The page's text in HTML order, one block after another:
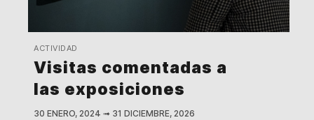
ACTIVIDAD
Visitas comentadas a
las exposiciones
30 ENERO, 2024 ➟ 31 DICIEMBRE, 2026